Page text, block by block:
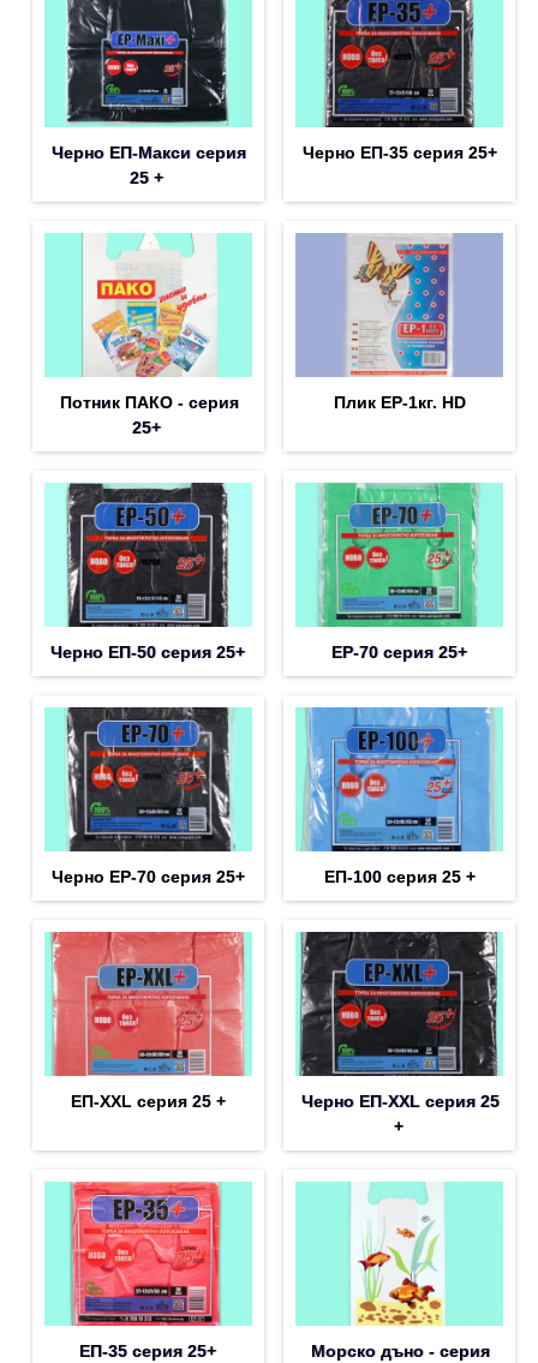
Черно ЕП-Макси серия
25 +
Черно ЕП-35 серия 25+
Потник ПАКО - серия
25+
Плик EP-1кг. HD
Черно ЕП-50 серия 25+ EP-70 серия 25+
Черно EP-70 серия 25+ ЕП-100 серия 25 +
ЕП-XXL серия 25 +
Черно ЕП-XXL серия 25
+
ЕП-35 серия 25+ Морско дъно - серия